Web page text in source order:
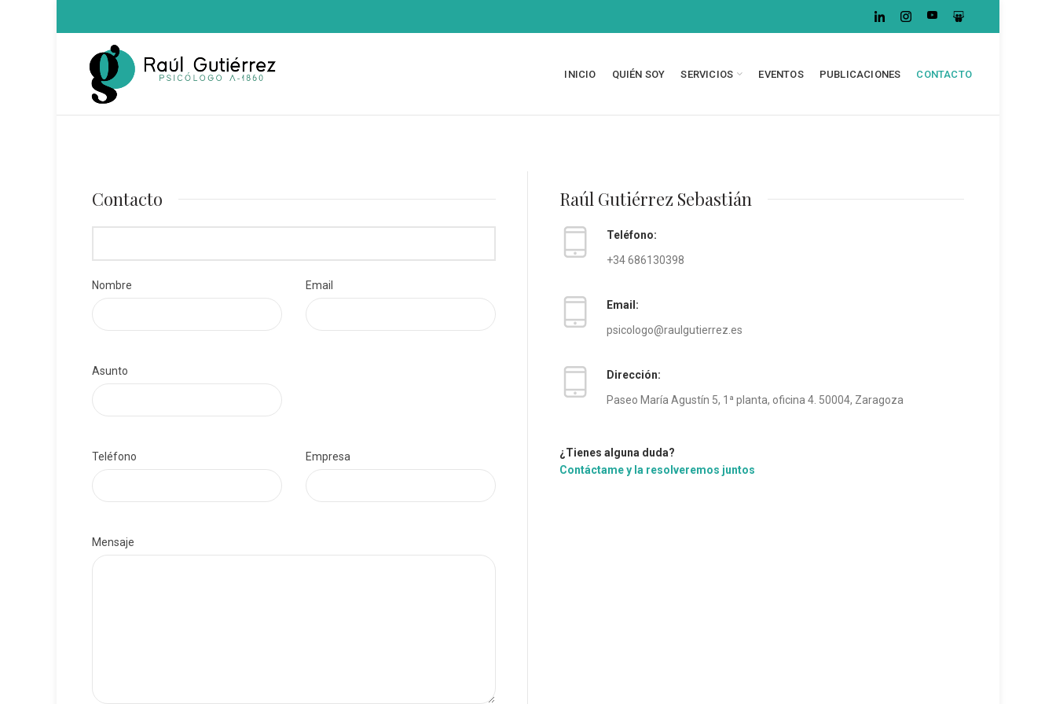
INICIO QUIÉN SOY SERVICIOS EVENTOS PUBLICACIONES CONTACTO
Contacto
Nombre Email
Asunto
Teléfono Empresa
Mensaje
Raúl Gutiérrez Sebastián
Teléfono:
+34 686130398
Email:
psicologo@raulgutierrez.es
Dirección:
Paseo María Agustín 5, 1ª planta, oficina 4. 50004, Zaragoza
¿Tienes alguna duda?
Contáctame y la resolveremos juntos